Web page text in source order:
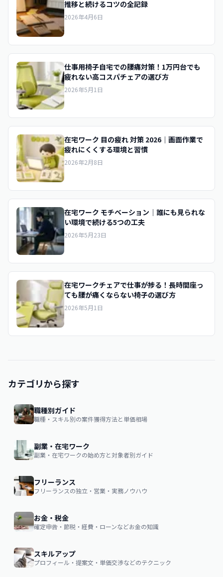
推移と続けるコツの全記録
2026年4月6日
仕事用椅子自宅での腰痛対策！1万円台でも
疲れない高コスパチェアの選び方
2026年5月1日
在宅ワーク 目の疲れ 対策 2026｜画面作業で
疲れにくくする環境と習慣
2026年2月8日
在宅ワーク モチベーション｜誰にも見られな
い環境で続ける5つの工夫
2026年5月23日
在宅ワークチェアで仕事が捗る！長時間座っ
ても腰が痛くならない椅子の選び方
2026年5月1日
カテゴリから探す
職種別ガイド
職種・スキル別の案件獲得方法と単価相場
副業・在宅ワーク
副業・在宅ワークの始め方と対象者別ガイド
フリーランス
フリーランスの独立・営業・実務ノウハウ
お金・税金
確定申告・節税・経費・ローンなどお金の知識
スキルアップ
プロフィール・提案文・単価交渉などのテクニック